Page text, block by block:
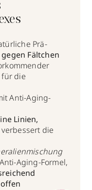
Prä-
Fältchen
für die
Anti-Aging-
Linien,
verbessert die
Aging-Formel,